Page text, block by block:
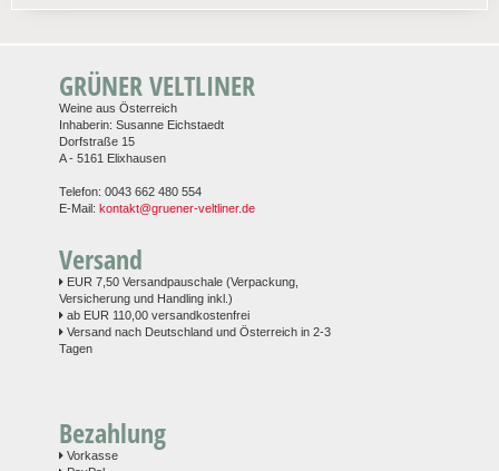
GRÜNER VELTLINER
Weine aus Österreich
Inhaberin: Susanne Eichstaedt
Dorfstraße 15
A - 5161 Elixhausen
Telefon: 0043 662 480 554
E-Mail: kontakt@gruener-veltliner.de
Versand
EUR 7,50 Versandpauschale (Verpackung,
Versicherung und Handling inkl.)
ab EUR 110,00 versandkostenfrei
Versand nach Deutschland und Österreich in 2-3
Tagen
Bezahlung
Vorkasse